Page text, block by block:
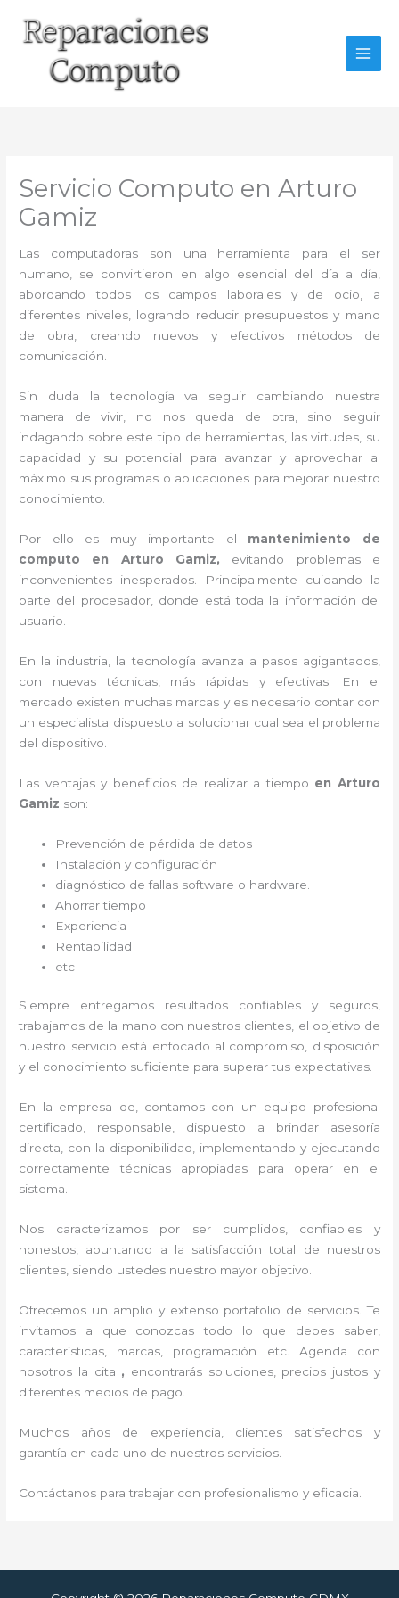
contenido
Servicio Computo en Arturo
Gamiz
Las computadoras son una herramienta para el ser
humano, se convirtieron en algo esencial del día a día,
abordando todos los campos laborales y de ocio, a
diferentes niveles, logrando reducir presupuestos y mano
de obra, creando nuevos y efectivos métodos de
comunicación.
Sin duda la tecnología va seguir cambiando nuestra
manera de vivir, no nos queda de otra, sino seguir
indagando sobre este tipo de herramientas, las virtudes, su
capacidad y su potencial para avanzar y aprovechar al
máximo sus programas o aplicaciones para mejorar nuestro
conocimiento.
Por ello es muy importante el mantenimiento de
computo en Arturo Gamiz, evitando problemas e
inconvenientes inesperados. Principalmente cuidando la
parte del procesador, donde está toda la información del
usuario.
En la industria, la tecnología avanza a pasos agigantados,
con nuevas técnicas, más rápidas y efectivas . En el
mercado existen muchas marcas y es necesario contar con
un especialista dispuesto a solucionar cual sea el problema
del dispositivo.
Las ventajas y beneficios de realizar a tiempo en Arturo
Gamiz son:
Prevención de pérdida de datos
Instalación y configuración
diagnóstico de fallas software o hardware
Ahorrar tiempo
Experiencia
Rentabilidad
etc
Siempre entregamos resultados confiables y seguros,
trabajamos de la mano con nuestros clientes, el objetivo de
nuestro servicio está enfocado al compromiso, disposición
y el conocimiento suficiente para superar tus expectativas.
En la empresa de , contamos con un equipo profesional
certificado, responsable, dispuesto a brindar asesoría
directa, con la disponibilidad, implementando y ejecutando
correctamente técnicas apropiadas para operar en el
sistema.
Nos caracterizamos por ser cumplidos, confiables y
honestos, apuntando a la satisfacción total de nuestros
clientes, siendo ustedes nuestro mayor objetivo.
Ofrecemos un amplio y extenso portafolio de servicios. Te
invitamos a que conozcas todo lo que debes saber,
características, marcas, programación etc. Agenda con
nosotros la cita , encontrarás soluciones, precios justos y
diferentes medios de pago.
Muchos años de experiencia, clientes satisfechos y
garantía en cada uno de nuestros servicios.
Contáctanos para trabajar con profesionalismo y eficacia.